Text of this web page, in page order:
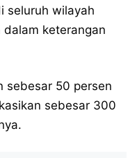
seluruh wilayah
dalam keterangan
sebesar 50 persen
sebesar 300